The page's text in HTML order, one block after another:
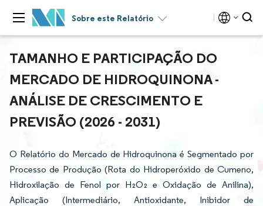
Sobre este Relatório
TAMANHO E PARTICIPAÇÃO DO
MERCADO DE HIDROQUINONA -
ANÁLISE DE CRESCIMENTO E
PREVISÃO (2026 - 2031)
O Relatório do Mercado de Hidroquinona é Segmentado por
Processo de Produção (Rota do Hidroperóxido de Cumeno,
Hidroxilação de Fenol por H₂O₂ e Oxidação de Anilina),
Aplicação (Intermediário, Antioxidante, Inibidor de